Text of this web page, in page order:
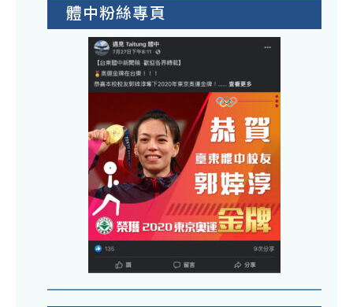
體中粉絲專頁